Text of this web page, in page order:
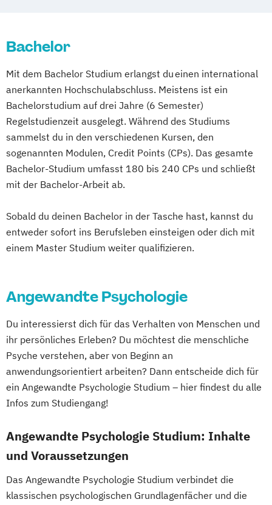
Bachelor
Mit dem Bachelor Studium erlangst du einen international
anerkannten Hochschulabschluss. Meistens ist ein
Bachelorstudium auf drei Jahre (6 Semester)
Regelstudienzeit ausgelegt. Während des Studiums
sammelst du in den verschiedenen Kursen, den
sogenannten Modulen, Credit Points (CPs). Das gesamte
Bachelor-Studium umfasst 180 bis 240 CPs und schließt
mit der Bachelor-Arbeit ab.
Sobald du deinen Bachelor in der Tasche hast, kannst du
entweder sofort ins Berufsleben einsteigen oder dich mit
einem Master Studium weiter qualifizieren.
Angewandte Psychologie
Du interessierst dich für das Verhalten von Menschen und
ihr persönliches Erleben? Du möchtest die menschliche
Psyche verstehen, aber von Beginn an
anwendungsorientiert arbeiten? Dann entscheide dich für
ein Angewandte Psychologie Studium – hier findest du alle
Infos zum Studiengang!
Angewandte Psychologie Studium: Inhalte
und Voraussetzungen
Das Angewandte Psychologie Studium verbindet die
klassischen psychologischen Grundlagenfächer und die